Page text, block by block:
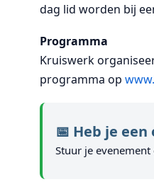
dag lid worden bij
Programma
Kruiswerk
programma op
📅 Heb je
Stuur je